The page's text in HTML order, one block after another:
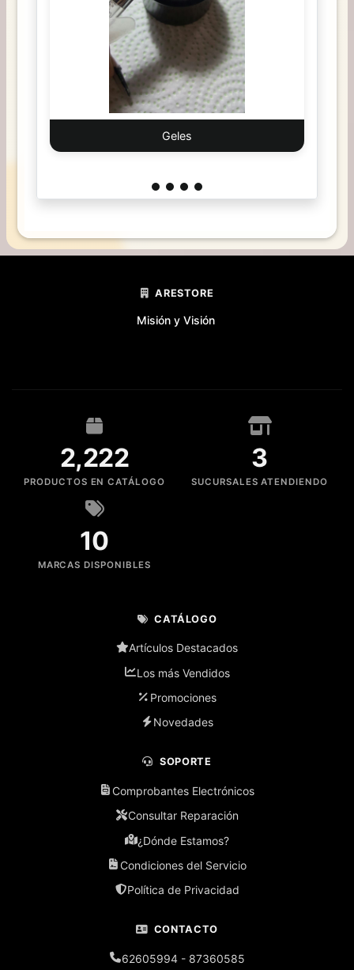
Geles
ARESTORE
Misión y Visión
2,222
PRODUCTOS EN CATÁLOGO
3
SUCURSALES ATENDIENDO
10
MARCAS DISPONIBLES
CATÁLOGO
Artículos Destacados
Los más Vendidos
Promociones
Novedades
SOPORTE
Comprobantes Electrónicos
Consultar Reparación
¿Dónde Estamos?
Condiciones del Servicio
Política de Privacidad
CONTACTO
62605994 - 87360585